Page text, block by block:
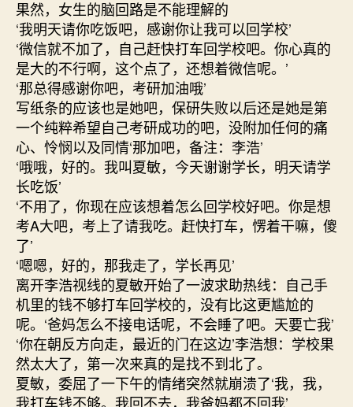
果然，女生的脑回路是不能理解的
‘我明天请你吃饭吧，感谢你让我可以回学校’
‘微信就不加了，自己赶快打车回学校吧。你心真的
是大的不行啊，这个点了，还想着微信呢。’
‘那总得感谢你吧，考研加油哦’
写纸条的应该也是她吧，保研失败以后还是她是第
一个纯粹希望自己考研成功的吧，没附加任何的痛
心、怜悯以及同情‘那加吧，备注：李浩’
‘哦哦，好的。我叫夏敏，今天谢谢学长，明天请学
长吃饭’
‘不用了，你现在应该想着怎么回学校好吧。你是想
考A大吧，考上了请我吃。赶快打车，愣着干嘛，傻
了’
‘嗯嗯，好的，那我走了，学长再见’
离开李浩视线的夏敏开始了一波求助热线：自己手
机里的钱不够打车回学校的，没有比这更尴尬的
呢。‘爸妈怎么不接电话呢，不会睡了吧。天要亡我’
‘你在朝反方向走，最近的门在这边’李浩想：学校果
然太大了，第一次来真的是找不到北了。
夏敏，委屈了一下午的情绪突然就崩溃了‘我，我，
我打车钱不够。我回不去，我爸妈都不回我’